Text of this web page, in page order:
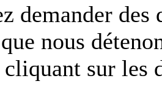
demander
nous
sur les